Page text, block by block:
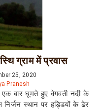
ग्राम में प्रवास
25, 2020
Pranesh
बार घूमते हुए वेगवती नदी के
स्थान पर हड्डियों के ढेर